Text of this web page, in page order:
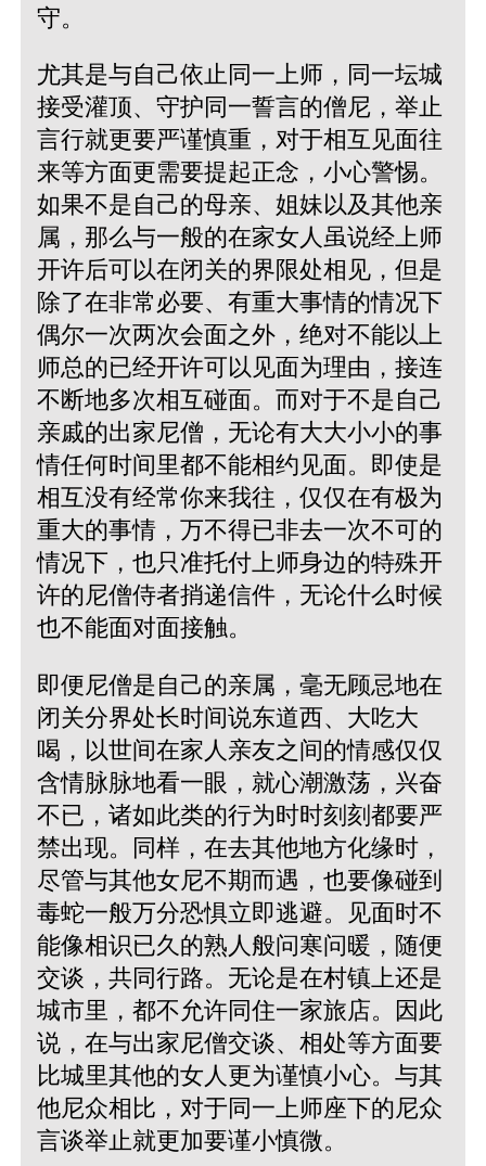
守。
尤其是与自己依止同一上师，同一坛城
接受灌顶、守护同一誓言的僧尼，举止
言行就更要严谨慎重，对于相互见面往
来等方面更需要提起正念，小心警惕。
如果不是自己的母亲、姐妹以及其他亲
属，那么与一般的在家女人虽说经上师
开许后可以在闭关的界限处相见，但是
除了在非常必要、有重大事情的情况下
偶尔一次两次会面之外，绝对不能以上
师总的已经开许可以见面为理由，接连
不断地多次相互碰面。而对于不是自己
亲戚的出家尼僧，无论有大大小小的事
情任何时间里都不能相约见面。即使是
相互没有经常你来我往，仅仅在有极为
重大的事情，万不得已非去一次不可的
情况下，也只准托付上师身边的特殊开
许的尼僧侍者捎递信件，无论什么时候
也不能面对面接触。
即便尼僧是自己的亲属，毫无顾忌地在
闭关分界处长时间说东道西、大吃大
喝，以世间在家人亲友之间的情感仅仅
含情脉脉地看一眼，就心潮激荡，兴奋
不已，诸如此类的行为时时刻刻都要严
禁出现。同样，在去其他地方化缘时，
尽管与其他女尼不期而遇，也要像碰到
毒蛇一般万分恐惧立即逃避。见面时不
能像相识已久的熟人般问寒问暖，随便
交谈，共同行路。无论是在村镇上还是
城市里，都不允许同住一家旅店。因此
说，在与出家尼僧交谈、相处等方面要
比城里其他的女人更为谨慎小心。与其
他尼众相比，对于同一上师座下的尼众
言谈举止就更加要谨小慎微。